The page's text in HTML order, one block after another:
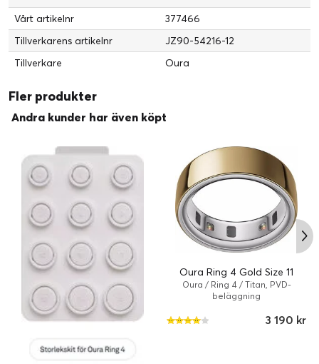
Avkänning av blodsyre
Genom att upptäcka dina blodsyrenivåer på natten kan Oura
Spårningsdata:
Aktivitet, Sovaktivitet, Hjärtfrekvens,
Hudtemperatur, Blodsyremättnad,
Sömnstadier, Stressnivå, Andningsfrekvens,
(RHR), Pulsvarians, Kvinnlig hälsovård,
Produkttyp:
Vårt artikelnr
377466
Tillverkarens artikelnr
JZ90-54216-12
Tillverkare
Oura
Fler produkter
Andra kunder har även köpt
Oura Ring 4 Gold Size 11
Oura / Ring 4 / Titan, PVD-
beläggning
3 190 kr